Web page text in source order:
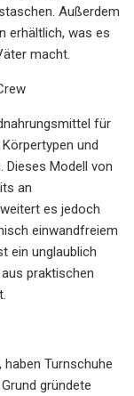
Außerdem
erhältlich, was es
macht.
für
und
Dieses Modell von
an
es jedoch
einwandfreiem
ein unglaublich
praktischen
haben Turnschuhe
gründete